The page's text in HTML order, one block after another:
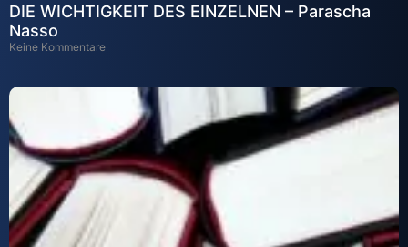
DIE WICHTIGKEIT DES EINZELNEN – Parascha
Nasso
Keine Kommentare